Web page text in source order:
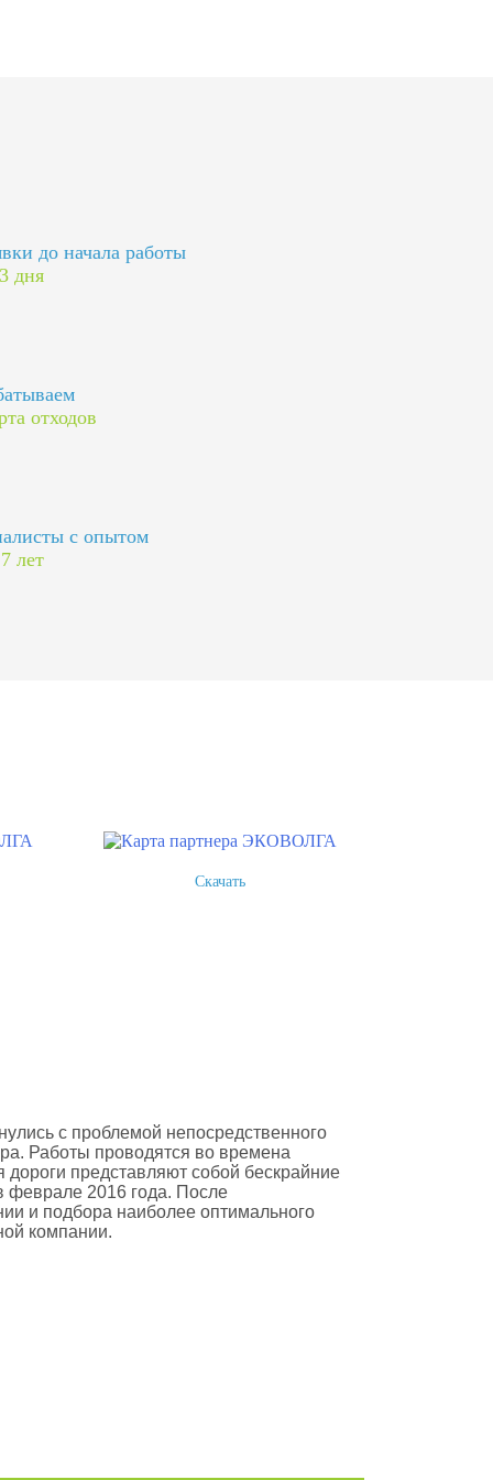
до начала работы
дня
отходов
с опытом
лет
Скачать
с проблемой непосредственного
Работы проводятся во времена
дороги представляют собой бескрайние
феврале 2016 года. После
и подбора наиболее оптимального
компании.